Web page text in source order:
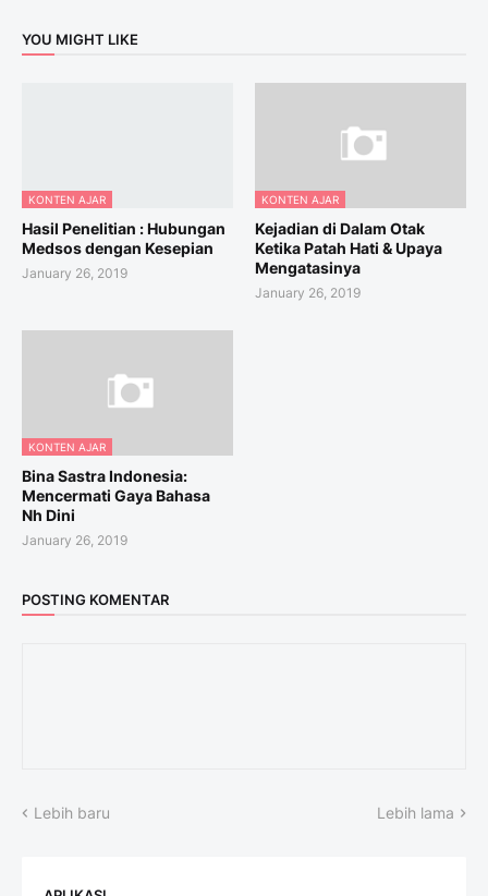
YOU MIGHT LIKE
KONTEN AJAR
Hasil Penelitian : Hubungan
Medsos dengan Kesepian
January 26, 2019
KONTEN AJAR
Kejadian di Dalam Otak
Ketika Patah Hati & Upaya
Mengatasinya
January 26, 2019
KONTEN AJAR
Bina Sastra Indonesia:
Mencermati Gaya Bahasa
Nh Dini
January 26, 2019
POSTING KOMENTAR
Lebih baru Lebih lama